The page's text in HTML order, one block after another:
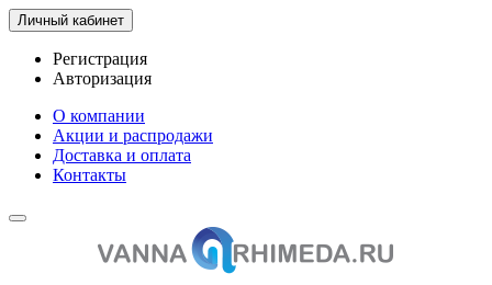
Личный кабинет
Регистрация
Авторизация
О компании
Акции и распродажи
Доставка и оплата
Контакты